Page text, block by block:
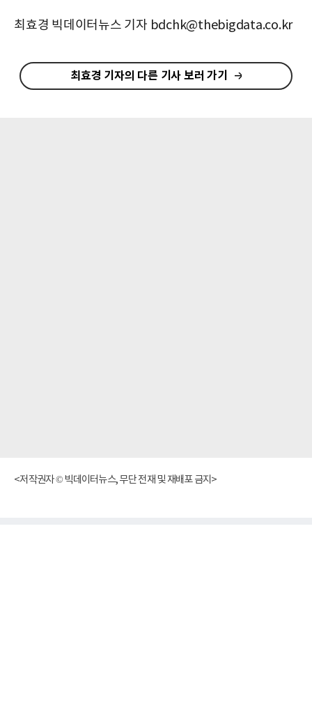
최효경 빅데이터뉴스 기자 bdchk@thebigdata.co.kr
최효경 기자의 다른 기사 보러 가기
<저작권자 © 빅데이터뉴스, 무단 전재 및 재배포 금지>